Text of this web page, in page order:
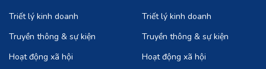
Triết lý kinh doanh
Truyền thông & sự kiện
Hoạt động xã hội
Triết lý kinh doanh
Truyền thông & sự kiện
Hoạt động xã hội